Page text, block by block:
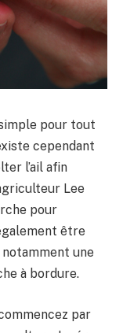
pour tout
cependant
l’ail afin
Lee
pour
être
une
à bordure.
par